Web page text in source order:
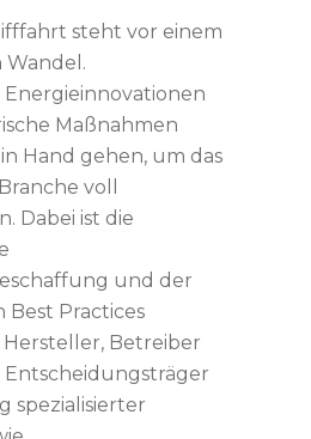
steht vor einem
Energieinnovationen
Maßnahmen
Hand gehen, um das
voll
Dabei ist die
und der
Best Practices
Hersteller, Betreiber
spezialisierter